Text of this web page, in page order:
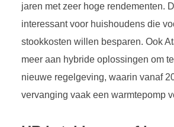
jaren met zeer hoge rendementen.
interessant voor huishoudens die
stookkosten willen besparen. Ook
meer aan hybride oplossingen om
nieuwe regelgeving, waarin vanaf
vervanging vaak een warmtepomp